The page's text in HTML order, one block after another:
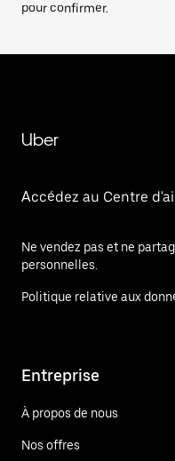
pour confirmer.
Uber
Accédez au Centre
Ne vendez pas et ne
personnelles.
Politique relative aux
Entreprise
À propos de nous
Nos offres